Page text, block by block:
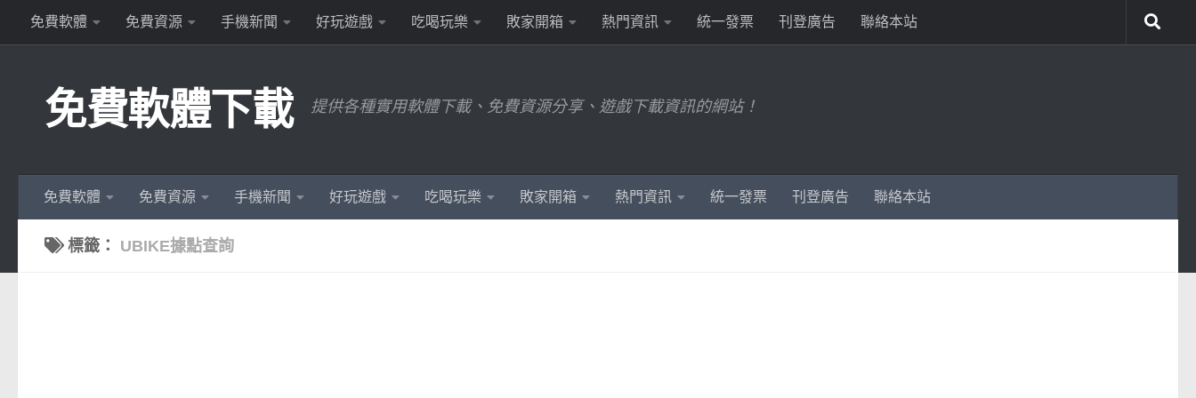
Skip to content
免費軟體 免費資源 手機新聞 好玩遊戲 吃喝玩樂 敗家開箱 熱門資訊 統一發票 刊登廣告 聯絡本站
免費軟體下載 提供各種實用軟體下載、免費資源分享、遊戲下載資訊的網站！
免費軟體 免費資源 手機新聞 好玩遊戲 吃喝玩樂 敗家開箱 熱門資訊 統一發票 刊登廣告 聯絡本站
標籤： UBIKE據點查詢